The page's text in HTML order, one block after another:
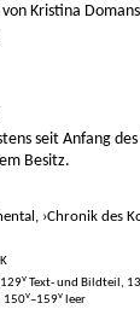
Kristina
seit Anfang
Besitz.
›Chronik des
v Text- und Bildteil,
150v–159v leer